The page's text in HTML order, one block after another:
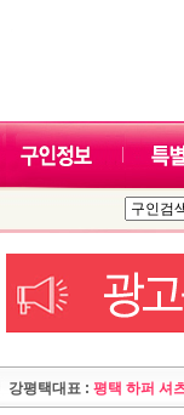
강평택대표 : 평택 하퍼 셔